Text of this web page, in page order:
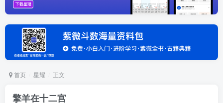
首页 星耀 正文
擎羊在十二宫